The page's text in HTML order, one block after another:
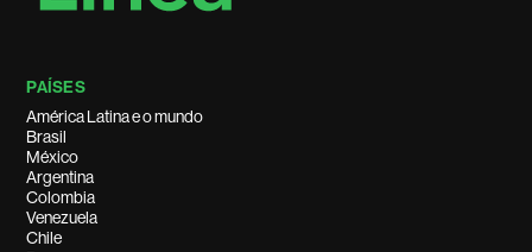
PAÍSES
América Latina e o mundo
Brasil
México
Argentina
Colombia
Venezuela
Chile